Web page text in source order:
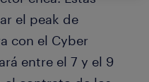
el peak de
con el Cyber
entre el 7 y el 9